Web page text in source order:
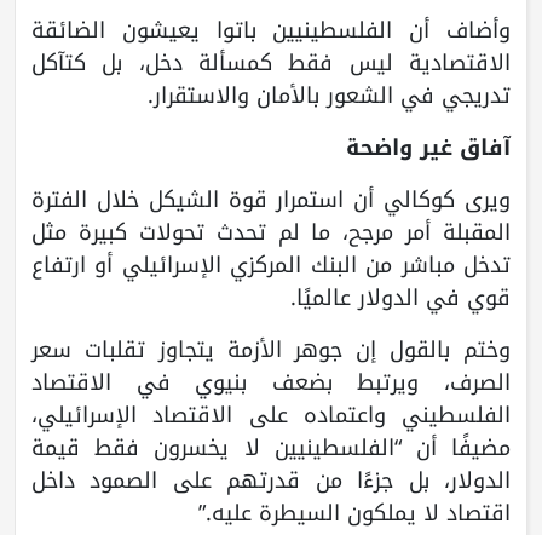
وأضاف أن الفلسطينيين باتوا يعيشون الضائقة
الاقتصادية ليس فقط كمسألة دخل، بل كتآكل
تدريجي في الشعور بالأمان والاستقرار.
آفاق غير واضحة
ويرى كوكالي أن استمرار قوة الشيكل خلال الفترة
المقبلة أمر مرجح، ما لم تحدث تحولات كبيرة مثل
تدخل مباشر من البنك المركزي الإسرائيلي أو ارتفاع
قوي في الدولار عالميًا.
وختم بالقول إن جوهر الأزمة يتجاوز تقلبات سعر
الصرف، ويرتبط بضعف بنيوي في الاقتصاد
الفلسطيني واعتماده على الاقتصاد الإسرائيلي،
مضيفًا أن “الفلسطينيين لا يخسرون فقط قيمة
الدولار، بل جزءًا من قدرتهم على الصمود داخل
اقتصاد لا يملكون السيطرة عليه.”